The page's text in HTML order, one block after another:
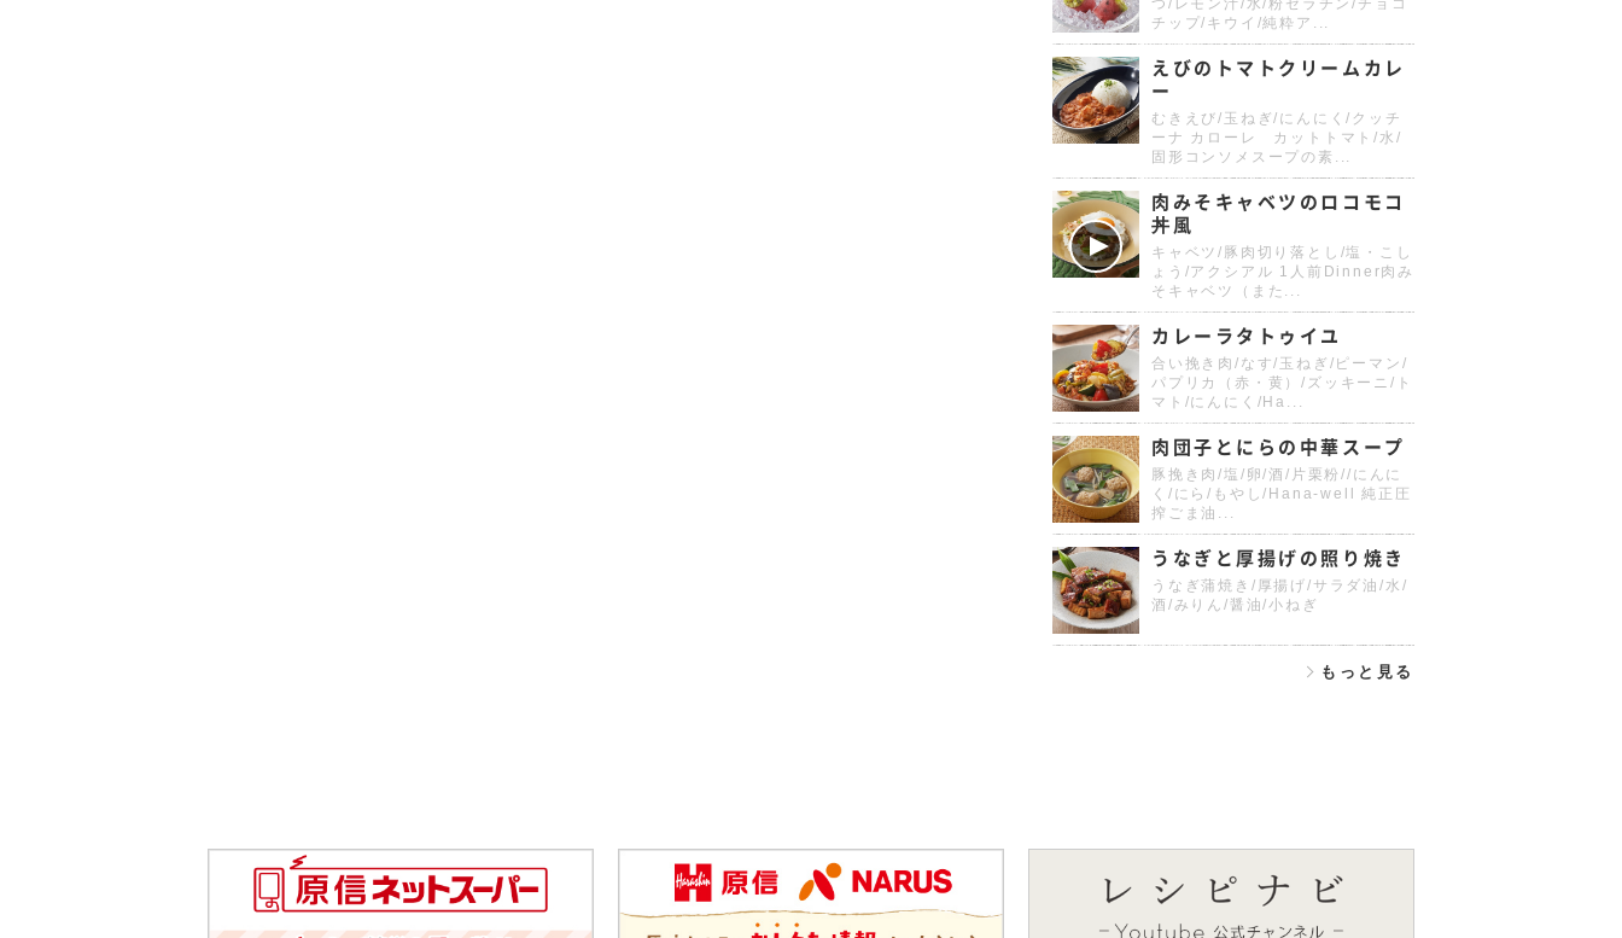
つ/レモン汁/水/粉ゼラチン/チョコ
チップ/キウイ/純粋ア...
えびのトマトクリームカレ
ー
むきえび/玉ねぎ/にんにく/クッチ
ーナ カローレ カットトマト/水/
固形コンソメスープの素...
肉みそキャベツのロコモコ
丼風
キャベツ/豚肉切り落とし/塩・こし
ょう/アクシアル 1人前Dinner肉み
そキャベツ（また...
カレーラタトゥイユ
合い挽き肉/なす/玉ねぎ/ピーマン/
パプリカ（赤・黄）/ズッキーニ/ト
マト/にんにく/Ha...
肉団子とにらの中華スープ
豚挽き肉/塩/卵/酒/片栗粉//にんに
く/にら/もやし/Hana-well 純正圧
搾ごま油...
うなぎと厚揚げの照り焼き
うなぎ蒲焼き/厚揚げ/サラダ油/水/
酒/みりん/醤油/小ねぎ
もっと見る